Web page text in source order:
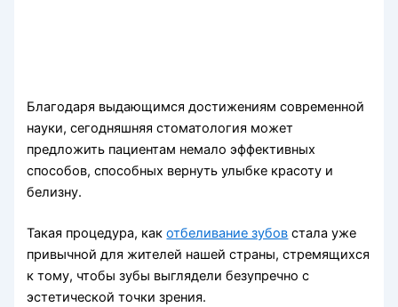
Благодаря выдающимся достижениям современной
науки, сегодняшняя стоматология может
предложить пациентам немало эффективных
способов, способных вернуть улыбке красоту и
белизну.
Такая процедура, какотбеливание зубов стала уже
привычной для жителей нашей страны, стремящихся
к тому, чтобы зубы выглядели безупречно с
эстетической точки зрения.